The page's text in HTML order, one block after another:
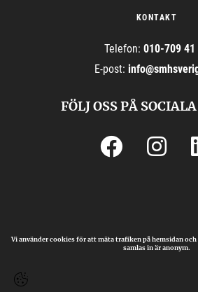
KONTAKT
Telefon: 010-709 41
E-post: info@
FÖLJ OSS PÅ
Vi använder cookies för att mäta trafiken på hemsidan
samlas in är anonym.